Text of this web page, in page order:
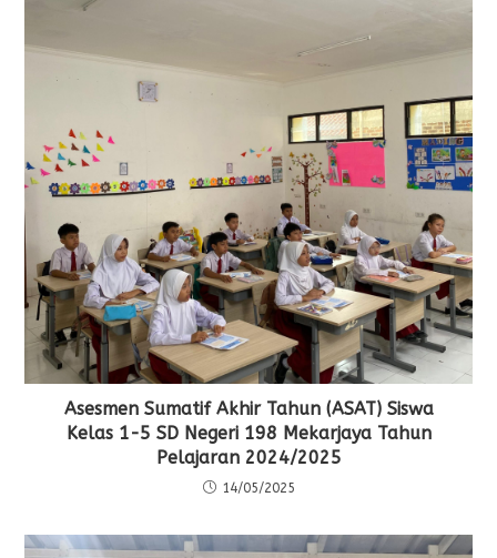
Asesmen Sumatif Akhir Tahun (ASAT) Siswa
Kelas 1-5 SD Negeri 198 Mekarjaya Tahun
Pelajaran 2024/2025
14/05/2025